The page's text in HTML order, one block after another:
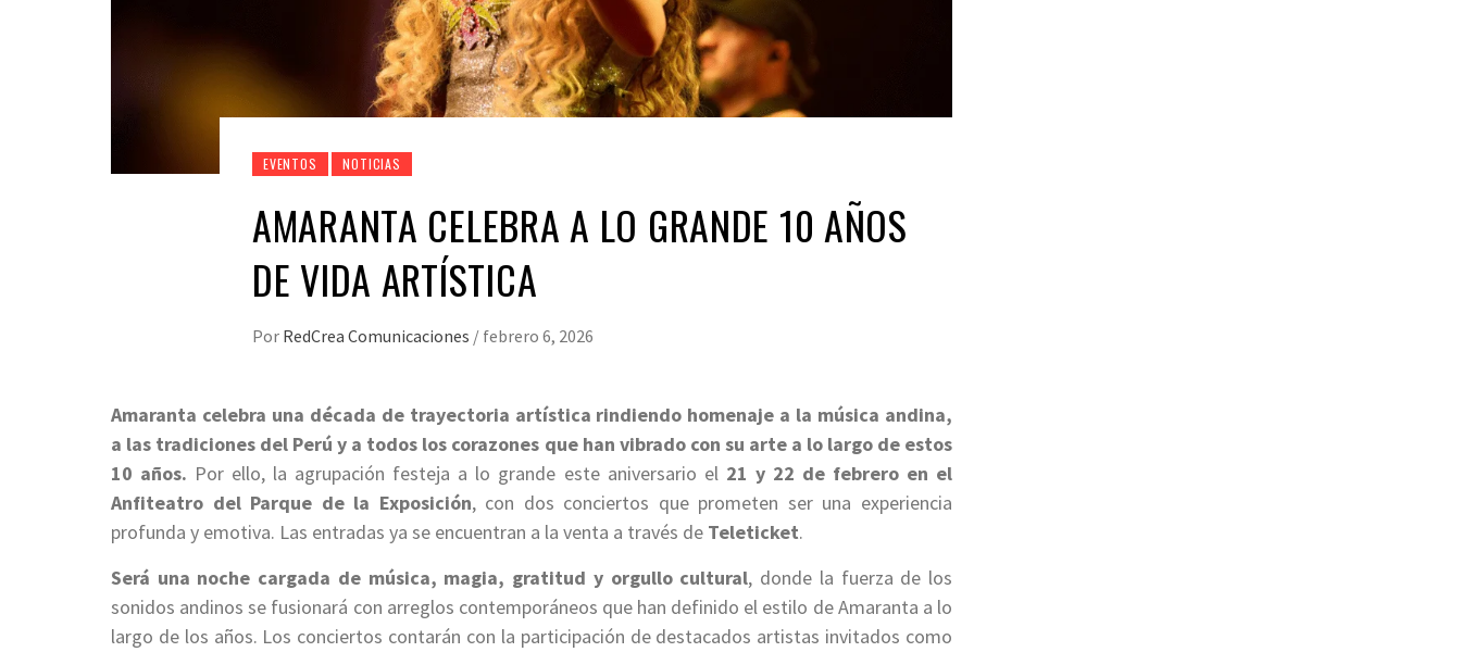
EVENTOS NOTICIAS
AMARANTA CELEBRA A LO GRANDE 10 AÑOS
DE VIDA ARTÍSTICA
Por RedCrea Comunicaciones / febrero 6, 2026
Amaranta celebra una década de trayectoria artística rindiendo homenaje a la música andina,
a las tradiciones del Perú y a todos los corazones que han vibrado con su arte a lo largo de estos
10 años. Por ello, la agrupación festeja a lo grande este aniversario el 21 y 22 de febrero en el
Anfiteatro del Parque de la Exposición, con dos conciertos que prometen ser una experiencia
profunda y emotiva. Las entradas ya se encuentran a la venta a través de Teleticket.
Será una noche cargada de música, magia, gratitud y orgullo cultural, donde la fuerza de los
sonidos andinos se fusionará con arreglos contemporáneos que han definido el estilo de Amaranta a lo
largo de los años. Los conciertos contarán con la participación de destacados artistas invitados como